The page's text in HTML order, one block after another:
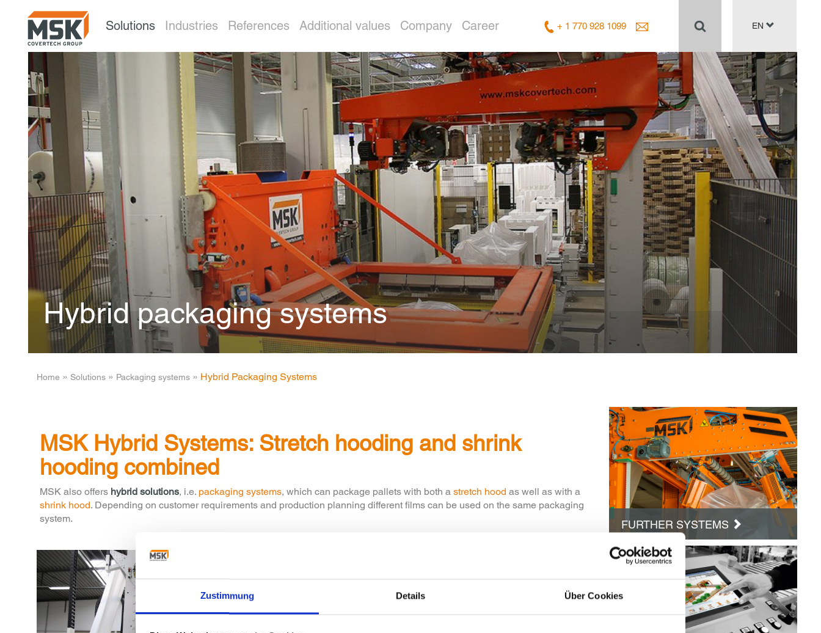
Zustimmung Details Über Cookies
Solutions Industries References Additional values Company Career + 1 770 928 1099 EN
Hybrid packaging systems
Home ­ » ­ Solutions­ » ­ Packaging systems­ » ­ Hybrid Packaging Systems
MSK Hybrid Systems: Stretch hooding and shrink
hooding combined
MSK also offers hybrid solutions, i.e. packaging systems, which can package pallets with both a stretch hood as well as with a
shrink hood. Depending on customer requirements and production planning different films can be used on the same packaging
system.
Optimum packaging solution for a wide variety of product
FURTHER SYSTEMS